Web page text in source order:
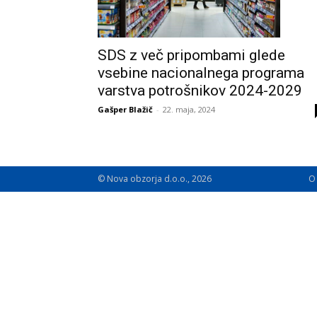
SDS z več pripombami glede
vsebine nacionalnega programa
varstva potrošnikov 2024-2029
Gašper Blažič - 22. maja, 2024
© Nova obzorja d.o.o., 2026